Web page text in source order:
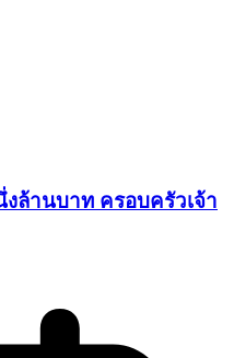
ล้านบาท ครอบครัวเจ้า